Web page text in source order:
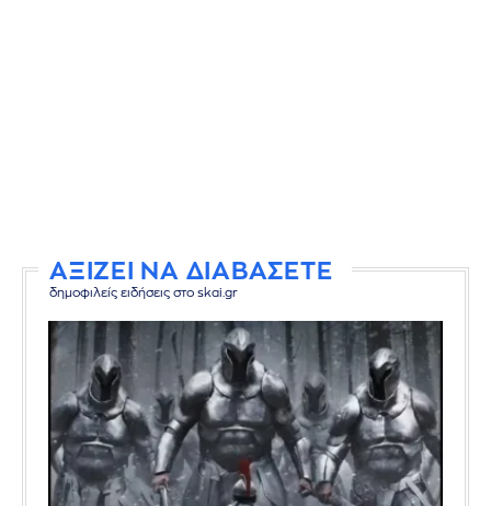
ΑΞΙΖΕΙ ΝΑ ΔΙΑΒΑΣΕΤΕ
δημοφιλείς ειδήσεις στο skai.gr